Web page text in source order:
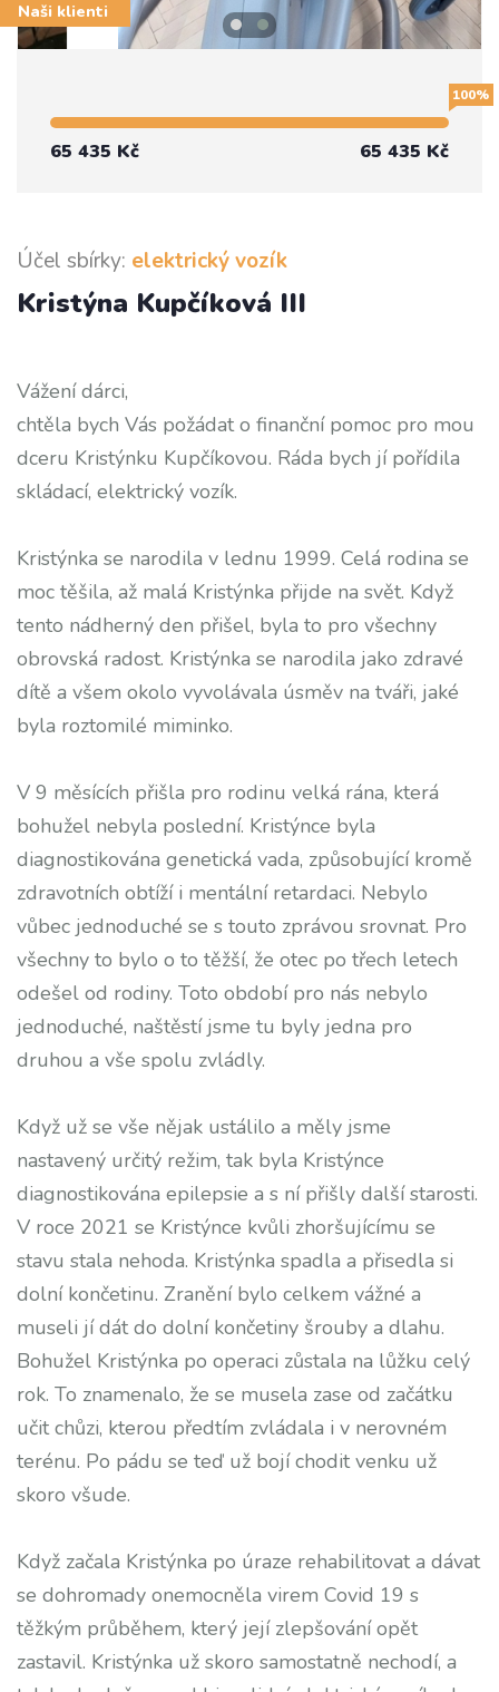
Naši klienti
100%
65 435 Kč 65 435 Kč
Účel sbírky: elektrický vozík
Kristýna Kupčíková III
Vážení dárci,
chtěla bych Vás požádat o finanční pomoc pro mou
dceru Kristýnku Kupčíkovou. Ráda bych jí pořídila
skládací, elektrický vozík.
Kristýnka se narodila v lednu 1999. Celá rodina se
moc těšila, až malá Kristýnka přijde na svět. Když
tento nádherný den přišel, byla to pro všechny
obrovská radost. Kristýnka se narodila jako zdravé
dítě a všem okolo vyvolávala úsměv na tváři, jaké
byla roztomilé miminko.
V 9 měsících přišla pro rodinu velká rána, která
bohužel nebyla poslední. Kristýnce byla
diagnostikována genetická vada, způsobující kromě
zdravotních obtíží i mentální retardaci. Nebylo
vůbec jednoduché se s touto zprávou srovnat. Pro
všechny to bylo o to těžší, že otec po třech letech
odešel od rodiny. Toto období pro nás nebylo
jednoduché, naštěstí jsme tu byly jedna pro
druhou a vše spolu zvládly.
Když už se vše nějak ustálilo a měly jsme
nastavený určitý režim, tak byla Kristýnce
diagnostikována epilepsie a s ní přišly další starosti.
V roce 2021 se Kristýnce kvůli zhoršujícímu se
stavu stala nehoda. Kristýnka spadla a přisedla si
dolní končetinu. Zranění bylo celkem vážné a
museli jí dát do dolní končetiny šrouby a dlahu.
Bohužel Kristýnka po operaci zůstala na lůžku celý
rok. To znamenalo, že se musela zase od začátku
učit chůzi, kterou předtím zvládala i v nerovném
terénu. Po pádu se teď už bojí chodit venku už
skoro všude.
Když začala Kristýnka po úraze rehabilitovat a dávat
se dohromady onemocněla virem Covid 19 s
těžkým průběhem, který její zlepšování opět
zastavil. Kristýnka už skoro samostatně nechodí, a